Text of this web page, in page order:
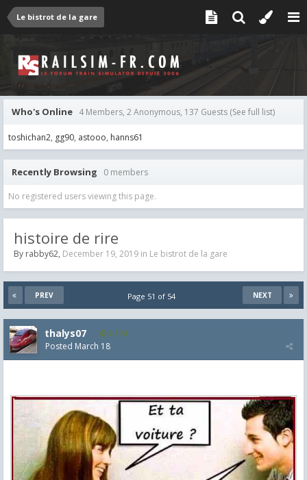
Le bistrot de la gare
Who's Online 4 Members, 2 Anonymous, 137 Guests (See full list)
toshichan2 gg90 astooo hanns61
Recently Browsing 0 members
No registered users viewing this page.
histoire de rire
By rabby62, December 19, 2019 in Le bistrot de la gare
PREV NEXT
Page 51 of 54
thalys07 8,174
Posted March 18